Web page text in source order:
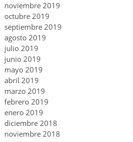
noviembre 2019
octubre 2019
septiembre 2019
agosto 2019
julio 2019
junio 2019
mayo 2019
abril 2019
marzo 2019
febrero 2019
enero 2019
diciembre 2018
noviembre 2018